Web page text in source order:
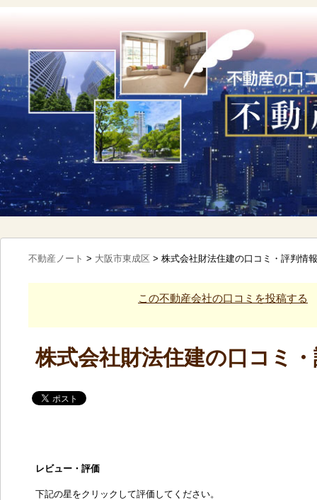
不動産ノート > 大阪市東成区 > 株式会社財法住建の口コミ・評判情報
この不動産会社の口コミを投稿する
株式会社財法住建の口コミ
レビュー・評価
下記の星をクリックして評価してください。